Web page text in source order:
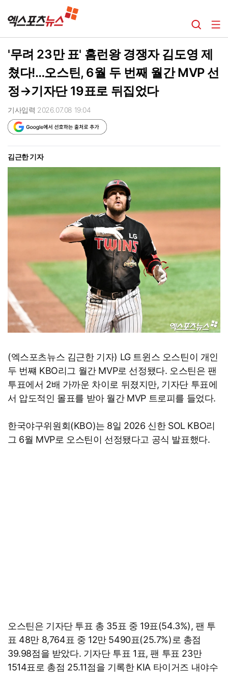
'무려 23만 표' 홈런왕 경쟁자 김도영 제
쳤다!…오스틴, 6월 두 번째 월간 MVP 선
정→기자단 19표로 뒤집었다
기사입력 2026.07.08 19:04
김근한 기자
(엑스포츠뉴스 김근한 기자) LG 트윈스 오스틴이 개인
두 번쨰 KBO리그 월간 MVP로 선정됐다. 오스틴은 팬
투표에서 2배 가까운 차이로 뒤졌지만, 기자단 투표에
서 압도적인 몰표를 받아 월간 MVP 트로피를 들었다.
한국야구위원회(KBO)는 8일 2026 신한 SOL KBO리
그 6월 MVP로 오스틴이 선정됐다고 공식 발표했다.
오스틴은 기자단 투표 총 35표 중 19표(54.3%), 팬 투
표 48만 8,764표 중 12만 5490표(25.7%)로 총점
39.98점을 받았다. 기자단 투표 1표, 팬 투표 23만
1514표로 총점 25.11점을 기록한 KIA 타이거즈 내야수